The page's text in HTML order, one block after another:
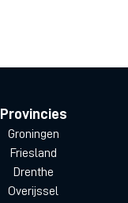
Provincies
Groningen
Friesland
Drenthe
Overijssel